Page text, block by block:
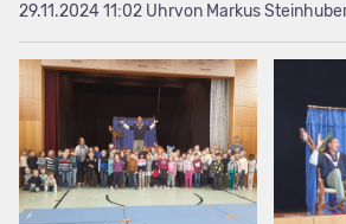
29.11.2024 11:02 von Markus